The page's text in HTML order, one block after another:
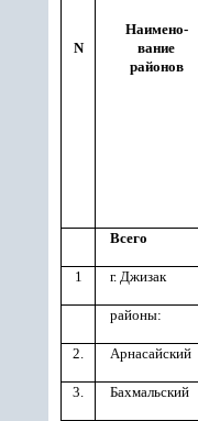
N
Наимено-
вание
районов
Всего
1 г. Джизак
районы:
2. Арнасайский
3. Бахмальский